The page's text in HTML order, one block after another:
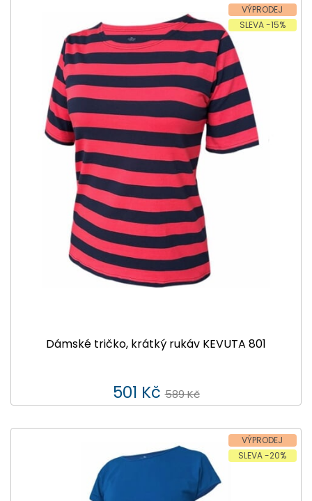
VÝPRODEJ
SLEVA -15%
Dámské tričko, krátký rukáv KEVUTA 801
501 Kč 589 Kč
VÝPRODEJ
SLEVA -20%